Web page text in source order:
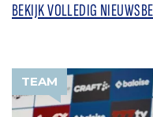
BEKIJK VOLLEDIG
TEAM